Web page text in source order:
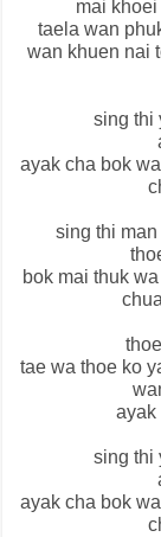
mai
taela wan
wan khuen nai
sing thi
ayak cha bok
sing thi
bok mai thuk
tae wa thoe ko
ayak
sing thi
ayak cha bok